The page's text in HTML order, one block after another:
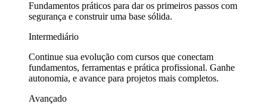
Fundamentos práticos para dar os primeiros passos com
segurança e construir uma base sólida.
Intermediário
Continue sua evolução com cursos que conectam
fundamentos, ferramentas e prática profissional. Ganhe
autonomia, e avance para projetos mais completos.
Avançado